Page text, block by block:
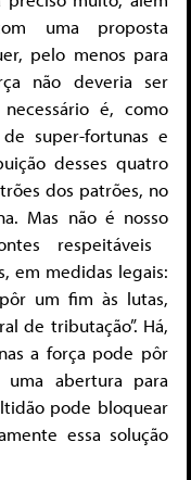
uma proposta
pelo menos para
não deveria ser
é, como
super-fortunas e
desses quatro
dos patrões, no
Mas não é nosso
respeitáveis
em medidas legais:
um fim às lutas,
de tributação”. Há,
a força pode pôr
abertura para
pode bloquear
essa solução